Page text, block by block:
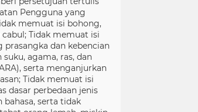
Pengguna yang
memuat isi bohong,
Tidak memuat isi
dan kebencian
agama, ras, dan
serta menganjurkan
Tidak memuat isi
dasar perbedaan jenis
bahasa, serta tidak